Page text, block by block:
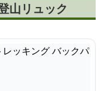
山リュック